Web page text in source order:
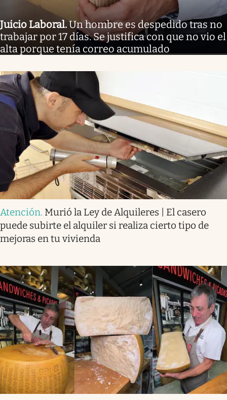
Juicio Laboral.Un hombre es despedido tras no
trabajar por 17 días. Se justifica con que no vio el
alta porque tenía correo acumulado
Atención. Murió la Ley de Alquileres | El casero
puede subirte el alquiler si realiza cierto tipo de
mejoras en tu vivienda